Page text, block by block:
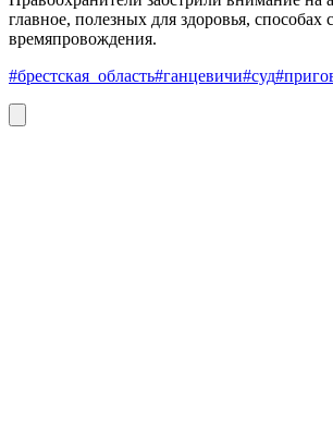
главное, полезных для здоровья, способах
времяпровождения.
#брестская_область#ганцевичи#суд